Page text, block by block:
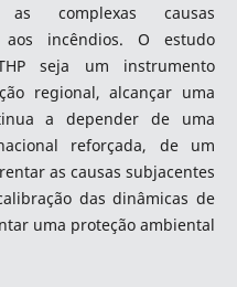
complexas causas
aos incêndios. O estudo
seja um instrumento
regional, alcançar uma
a depender de uma
reforçada, de um
as causas subjacentes
das dinâmicas de
uma proteção ambiental